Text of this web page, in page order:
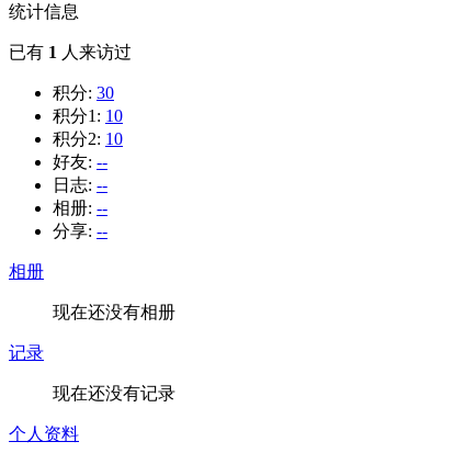
统计信息
已有 1 人来访过
积分: 30
积分1: 10
积分2: 10
好友: --
日志: --
相册: --
分享: --
相册
现在还没有相册
记录
现在还没有记录
个人资料